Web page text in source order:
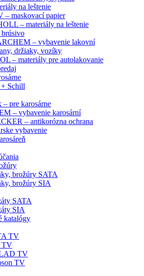
na leštenie
– maskovací papier
– materiály na leštenie
– vybavenie lakovní
držiaky, vozíky
– materiály pre autolakovanie
Schill
pre karosárne
– vybavenie karosární
– antikorózna ochrana
vybavenie
brožúry SATA
brožúry SIA
SATA
SIA
katalógy
TV
TV
TV
TV